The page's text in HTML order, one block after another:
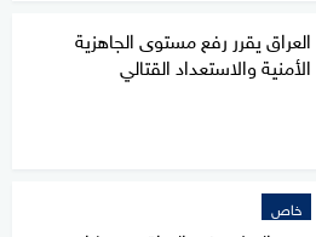
العراق يقرر رفع مستوى الجاهزية
الأمنية والاستعداد القتالي
خاص